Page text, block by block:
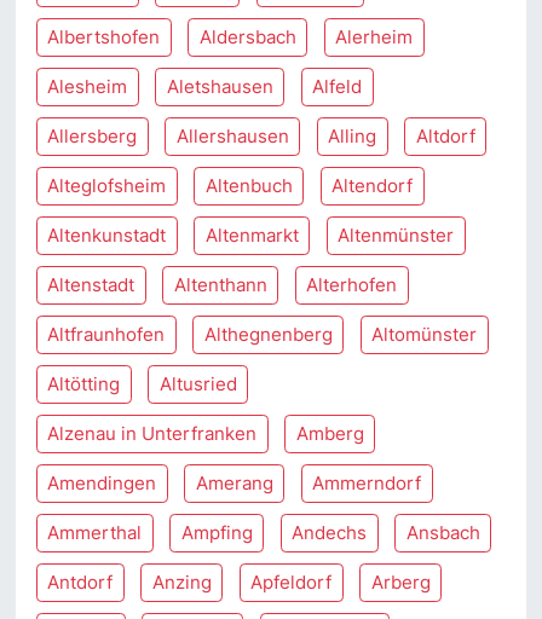
Albertshofen Aldersbach Alerheim
Alesheim Aletshausen Alfeld
Allersberg Allershausen Alling Altdorf
Alteglofsheim Altenbuch Altendorf
Altenkunstadt Altenmarkt Altenmünster
Altenstadt Altenthann Alterhofen
Altfraunhofen Althegnenberg Altomünster
Altötting Altusried
Alzenau in Unterfranken Amberg
Amendingen Amerang Ammerndorf
Ammerthal Ampfing Andechs Ansbach
Antdorf Anzing Apfeldorf Arberg